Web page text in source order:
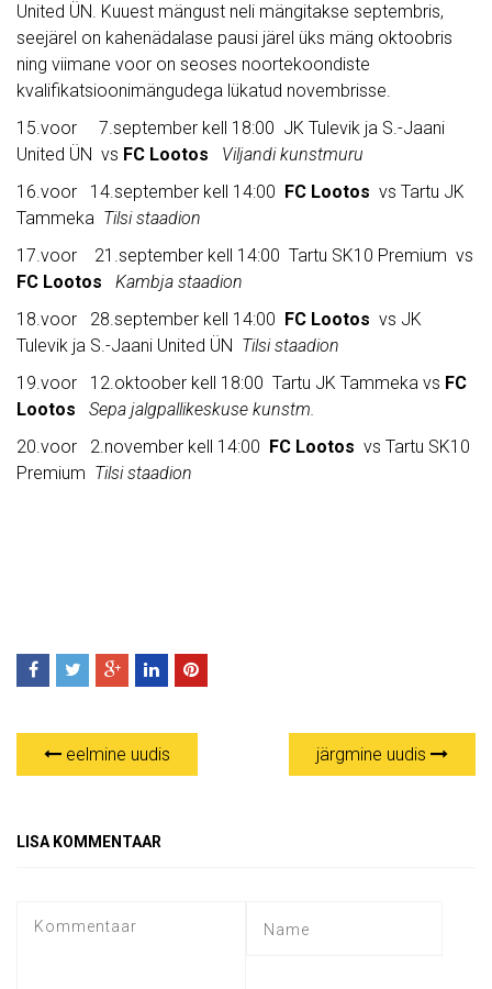
United ÜN. Kuuest mängust neli mängitakse septembris,
seejärel on kahenädalase pausi järel üks mäng oktoobris
ning viimane voor on seoses noortekoondiste
kvalifikatsioonimängudega lükatud novembrisse.
15.voor 7.september kell 18:00 JK Tulevik ja S.-Jaani
United ÜN vs FC Lootos
Viljandi kunstmuru
16.voor 14.september kell 14:00 FC Lootos vs Tartu JK
Tammeka Tilsi staadion
17.voor 21.september kell 14:00 Tartu SK10 Premium vs
FC Lootos
Kambja staadion
18.voor 28.september kell 14:00 FC Lootos vs JK
Tulevik ja S.-Jaani United ÜN Tilsi staadion
19.voor 12.oktoober kell 18:00 Tartu JK Tammeka vs FC
Lootos
Sepa jalgpallikeskuse kunstm.
20.voor 2.november kell 14:00 FC Lootos vs Tartu SK10
Premium Tilsi staadion
eelmine uudis järgmine uudis
LISA KOMMENTAAR